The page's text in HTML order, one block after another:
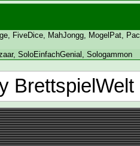
FiveDice, MahJongg, MogelPat,
SoloEinfachGenial, Sologammon